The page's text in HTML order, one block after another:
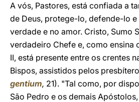
A vós, Pastores, está confiada a
de Deus, protege-lo, defende-lo
verdade e no amor. Cristo, Sumo
verdadeiro Chefe e, como ensina
II, está presente entre os crentes
Bispos, assistidos pelos
gentium, 21). "Tal como, por
São Pedro e os demais